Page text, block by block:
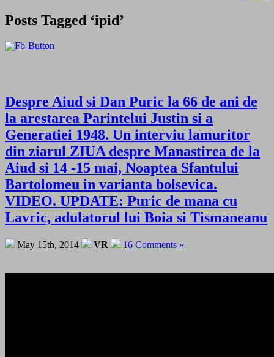
Posts Tagged ‘ipid’
Despre Aiud si Dan Puric la 66 de ani de
la arestarea Parintelui Justin si a
Generatiei 1948. Un interviu lamuritor
din ziarul ZIUA despre Manastirea de la
Aiud si 14 -15 mai, Noaptea Sfantului
Bartolomeu in varianta bolsevica.
VIDEO. UPDATE: Puric de mana cu
Lavric, adulatorul lui Boia si Tismaneanu
May 15th, 2014 VR 16 Comments »